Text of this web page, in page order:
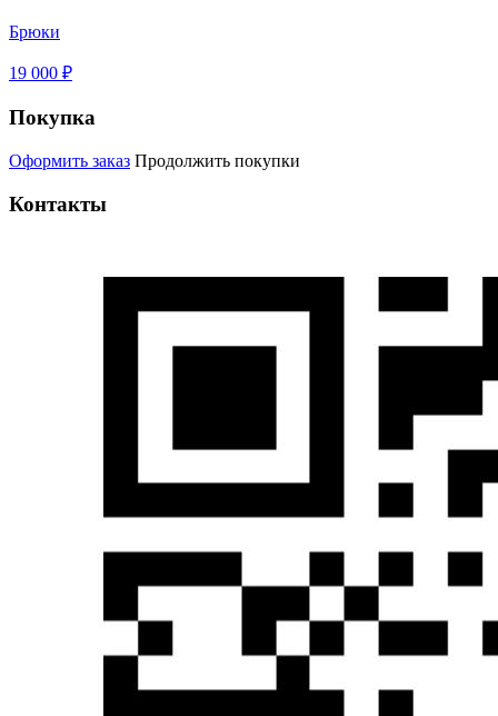
Брюки
19 000 ₽
Покупка
Оформить заказ Продолжить покупки
Контакты